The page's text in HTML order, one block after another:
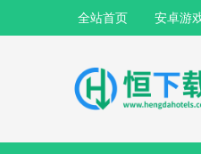
全站首页 安卓游